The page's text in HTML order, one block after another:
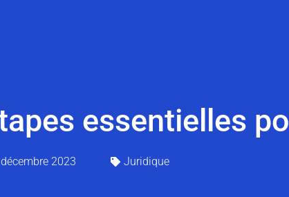
essentielles
2023 Juridique